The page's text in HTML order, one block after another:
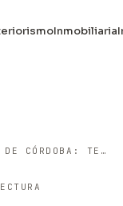
Inmobiliaria
REFORMAR EN EL CENTRO DE CÓRDOBA: TENDILLAS, CRUZ CONDE Y GRAN CAPITÁN